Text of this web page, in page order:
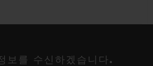
보를 수신하겠습니다.